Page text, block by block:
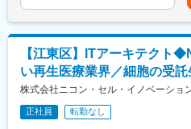
数・製造量共に大幅な増加を
ますが、より一層、日本に信
発・製造のインフラを構築し
胞、遺伝子治療用細胞を日本
のミッションです。
変更の範囲：会社の定める業務
部 テクニカルサービスグルー
です。
・メンバー約5名で、キャリア
・東京支店は東北、関東甲信
回は関東甲信越エリアを担当い
・出張頻度は2～3日/月、宿泊
当を含めた表記です。
【江東区】ITアーキテクト
い再生医療業界／細胞の受託
株式会社ニコン・セル・イノベーショ
正社員 転勤なし